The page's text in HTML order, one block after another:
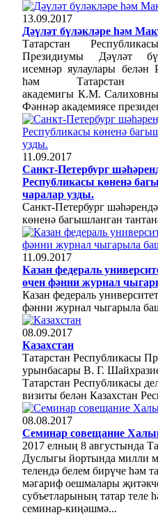
13.09.2017
Дәүләт бүләкләре һәм
Татарстан
Президиумы Дәүләт
исемнәр яулаулары белән
һәм Татарстан
академигы К.М.
Фәннәр академиясе
11.09.2017
Санкт-Петербург
Республикасы көненә
чаралар узды.
Санкт-Петербург
көненә багышланган
11.09.2017
Казан федераль
өчен фәнни журнал
Казан федераль
фәнни журнал чыгарыла
08.09.2017
Казахстан
Татарстан Республикасы
урынбасары В. Г.
Татарстан Республикасы
визиты белән Казахстан
08.08.2017
Семинар совещание
2017 елның 8 августында
Дуслыгы йортында милли
телендә белем бирүче һәм
мәгариф оешмалары
субъетларының татар теле
семинар-киңәшмә...